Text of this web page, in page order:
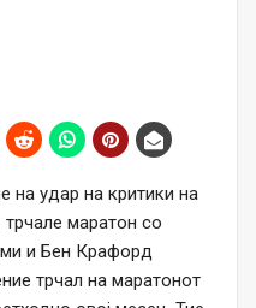
на удар на критики на
маратон со
и Бен Крафорд
трчал на маратонот